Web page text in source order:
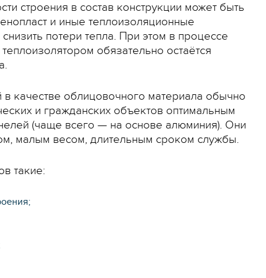
строения в состав конструкции может быть
и иные теплоизоляционные
потери тепла. При этом в процессе
обязательно остаётся
качестве облицовочного материала обычно
и гражданских объектов оптимальным
(чаще всего — на основе алюминия). Они
малым весом, длительным сроком службы.
такие: